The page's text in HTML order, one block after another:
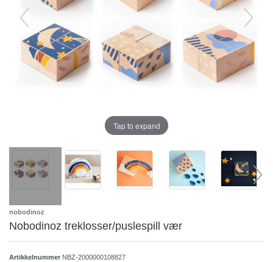
Tap to expand
nobodinoz
Nobodinoz treklosser/puslespill vær
Artikkelnummer NBZ-2000000108827